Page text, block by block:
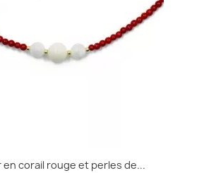
en corail rouge et perles de...